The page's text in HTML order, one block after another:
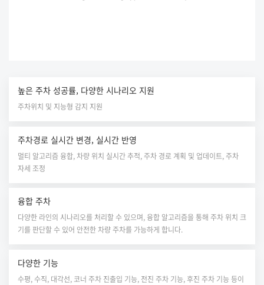
높은 주차 성공률, 다양한 시나리오 지원
주차위치 및 지능형 감지 지원
주차경로 실시간 변경, 실시간 반영
멀티 알고리즘 융합, 차량 위치 실시간 추적, 주차 경로 계획 및 업데이트, 주차
자세 조정
융합 주차
다양한 라인의 시나리오를 처리할 수 있으며, 융합 알고리즘을 통해 주차 위치 크
기를 판단할 수 있어 안전한 차량 주차를 가능하게 합니다.
다양한 기능
수평, 수직, 대각선, 코너 주차 진출입 기능, 전진 주차 기능, 후진 주차 기능 등이